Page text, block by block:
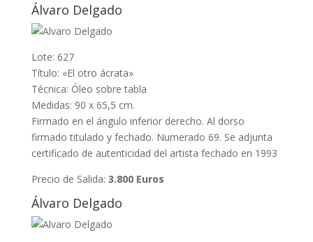
Álvaro Delgado
Lote: 627
Título: «El otro ácrata»
Técnica: Óleo sobre tabla
Medidas: 90 x 65,5 cm.
Firmado en el ángulo inferior derecho. Al dorso
firmado titulado y fechado. Numerado 69. Se adjunta
certificado de autenticidad del artista fechado en 1993
Precio de Salida: 3.800 Euros
Álvaro Delgado